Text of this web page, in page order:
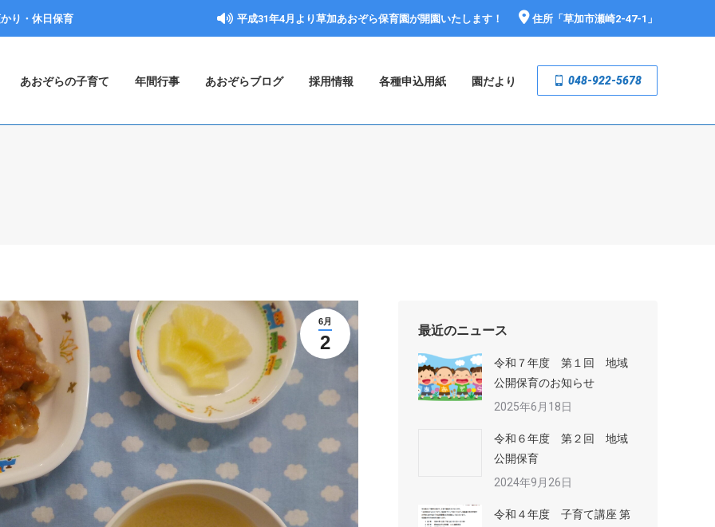
り・休日保育 平成31年4月より草加あおぞら保育園が開園いたします！ 住所「 草加市瀬崎2-47-1 」
あおぞらの子育て 年間行事 あおぞらブログ 採用情報 各種申込用紙 園だより 048-922-5678
6月
2
最近のニュース
令和７年度 第１回 地域
公開保育のお知らせ
2025年6月18日
令和６年度 第２回 地域
公開保育
2024年9月26日
令和４年度 子育て講座 第